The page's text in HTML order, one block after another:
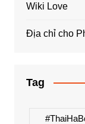
Wiki Love
Địa chỉ cho
Tag